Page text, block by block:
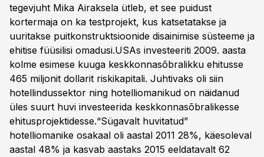
tegevjuht Mika Airaksela ütleb, et see puidust
kortermaja on ka testprojekt, kus katsetatakse ja
uuritakse puitkonstruktsioonide disainimise süsteeme ja
ehitise füüsilisi omadusi.USAs investeeriti 2009. aasta
kolme esimese kuuga keskkonnasõbralikku ehitusse
465 miljonit dollarit riskikapitali. Juhtivaks oli siin
hotellindussektor ning hotelliomanikud on näidanud
üles suurt huvi investeerida keskkonnasõbralikesse
ehitusprojektidesse.“Sügavalt huvitatud”
hotelliomanike osakaal oli aastal 2011 28%, käesoleval
aastal 48% ja kasvab aastaks 2015 eeldatavalt 62